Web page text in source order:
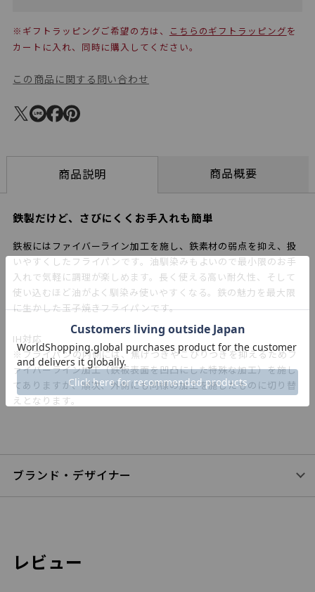
※ギフトラッピングご希望の方は、 こちらのギフトラッピング を
カートに入れ、同時に購入してください。
この商品に関する問い合わせ
商品説明 商品概要
鉄製だけど、さびにくくお手入れも簡単
鉄板にはファイバーライン加工を施し、鉄素材の弱点を抑え、扱
いやすくしたフライパンです。油馴染みもよいので最小限のお手
入れで気軽に調理が楽しめます。長く使える高い耐久性、そして
使い込むほど油がよく馴染み使いやすくなる。鉄の魅力を最大限
に生かした玉子焼きフライパンです。
IH対応
※フライパンの内側には、焦げつきやこびりつきを抑えるためフ
ァイバーライン加工（鉄板表面を凹凸にした特殊な加工）を施し
てありますが、順次、外側にも同様の加工を施したものに切り替
えとなります。
ブランド・デザイナー
レビュー